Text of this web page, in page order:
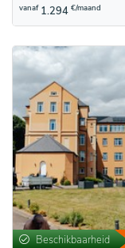
vanaf 1.294 €/maand
Beschikbaarheid